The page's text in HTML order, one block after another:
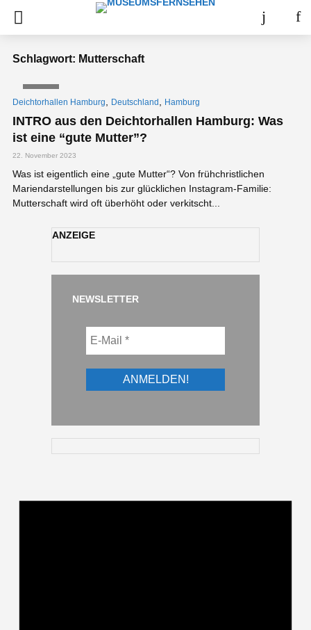
Schlagwort: Mutterschaft
Deichtorhallen Hamburg Deutschland Hamburg
INTRO aus den Deichtorhallen Hamburg: Was
ist eine “gute Mutter”?
22. November 2023
Was ist eigentlich eine „gute Mutter“? Von frühchristlichen
Mariendarstellungen bis zur glücklichen Instagram-Familie:
Mutterschaft wird oft überhöht oder verkitscht...
ANZEIGE
NEWSLETTER